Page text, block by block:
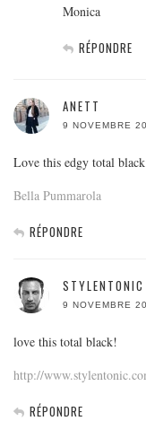
Monica
RÉPONDRE
ANETT
9 NOVEMBRE
Love this edgy total
Bella Pummarola
RÉPONDRE
STYLENTONIC
9 NOVEMBRE
love this total black!
http://
RÉPONDRE